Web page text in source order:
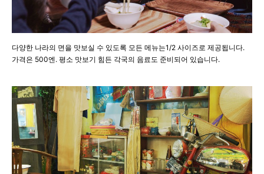
다양한 나라의 면을 맛보실 수 있도록 모든 메뉴는1/2 사이즈로 제공됩니다.
가격은 500엔. 평소 맛보기 힘든 각국의 음료도 준비되어 있습니다.